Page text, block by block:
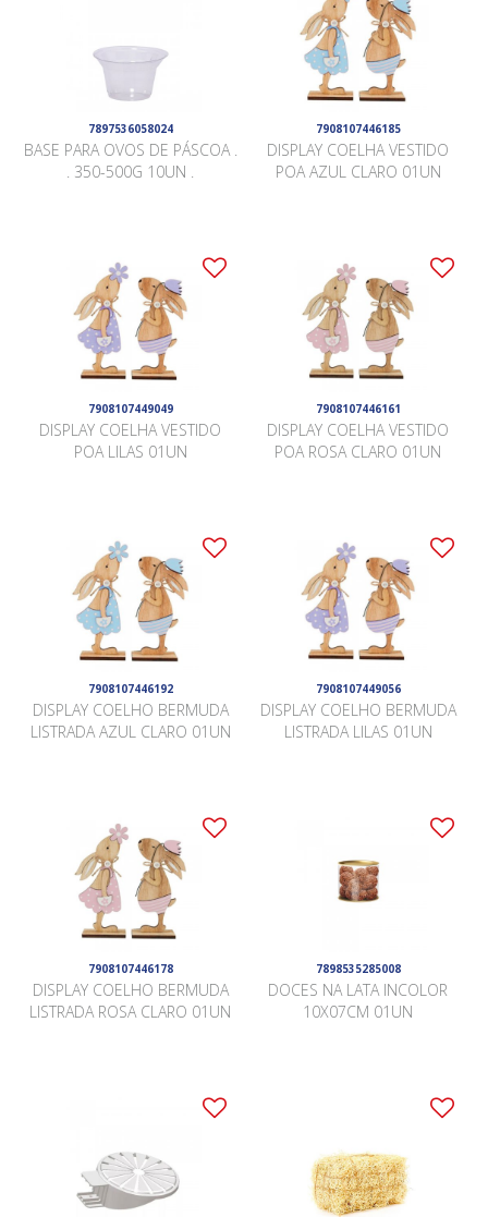
7897536058024
BASE PARA OVOS DE PÁSCOA .
. 350-500G 10UN .
7908107446185
DISPLAY COELHA VESTIDO
POA AZUL CLARO 01UN
7908107449049
DISPLAY COELHA VESTIDO
POA LILAS 01UN
7908107446161
DISPLAY COELHA VESTIDO
POA ROSA CLARO 01UN
7908107446192
DISPLAY COELHO BERMUDA
LISTRADA AZUL CLARO 01UN
7908107449056
DISPLAY COELHO BERMUDA
LISTRADA LILAS 01UN
7908107446178
DISPLAY COELHO BERMUDA
LISTRADA ROSA CLARO 01UN
7898535285008
DOCES NA LATA INCOLOR
10X07CM 01UN